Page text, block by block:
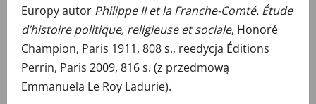
Europy autor Philippe II et la Franche-Comté. Étude
d’histoire politique, religieuse et sociale, Honoré
Champion, Paris 1911, 808 s., reedycja Éditions
Perrin, Paris 2009, 816 s. (z przedmową
Emmanuela Le Roy Ladurie).